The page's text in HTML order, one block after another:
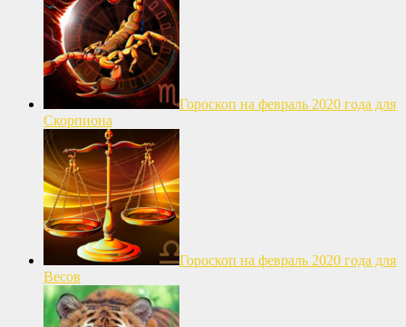
Гороскоп на февраль 2020 года для
Скорпиона
Гороскоп на февраль 2020 года для
Весов